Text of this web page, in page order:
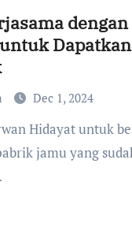
dengan
Dec 1, 2024
jamu yang